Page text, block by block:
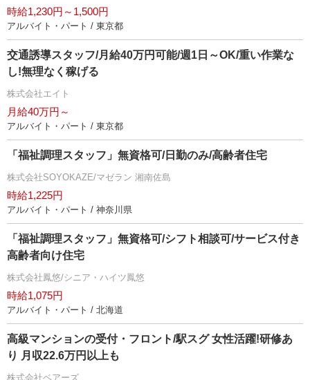
時給1,230円～1,500円
アルバイト・パート / 東京都
交通誘導スタッフ/月給40万円可能/週1日～OK/重い作業な
し!無理なく稼げる
株式会社エイト
月給40万円～
アルバイト・パート / 東京都
「福祉調理スタッフ」無資格可/日勤のみ/高齢者住宅
株式会社SOYOKAZE/マゼラン 湘南佐島
時給1,225円
アルバイト・パート / 神奈川県
「福祉調理スタッフ」無資格可/シフト相談可/サービス付き
高齢者向け住宅
株式会社鳳悠/シニア・ハイツ鳳悠
時給1,075円
アルバイト・パート / 北海道
高級マンションの受付・フロント/駅スグ 女性活躍!研修あ
り 月収22.6万円以上も
株式会社ベアーズ